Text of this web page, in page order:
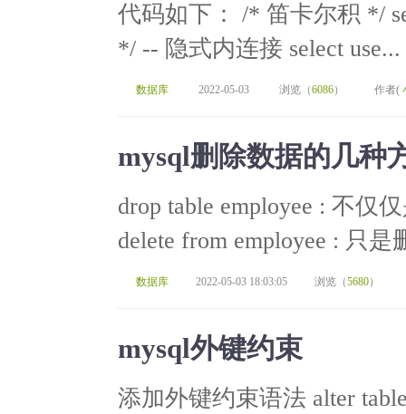
代码如下： /* 笛卡尔积 */
*/ -- 隐式内连接 select use...
数据库 2022-05-03 浏览（6086） 作者(
mysql删除数据的几种
drop table employee : 不仅
delete from employee : 只是
数据库 2022-05-03 18:03:05 浏览（5680）
mysql外键约束
添加外键约束语法 alter